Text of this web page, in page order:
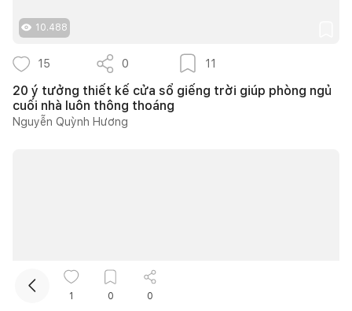
10.488
15 0 11
20 ý tưởng thiết kế cửa sổ giếng trời giúp phòng ngủ
cuối nhà luôn thông thoáng
Nguyễn Quỳnh Hương
1 0 0